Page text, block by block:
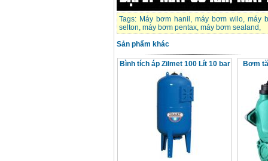
Tags: Máy bơm hanil , máy bơm wilo, máy
selton, máy bơm pentax, máy bơm sealand ,
Sản phẩm khác
Bình tích áp Zilmet 100 Lít 10 bar Bơm